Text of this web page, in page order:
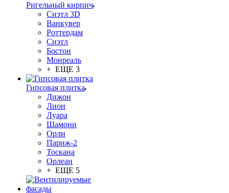
Ригельный кирпич
Сиэтл 3D
Ванкувер
Роттердам
Сиэтл
Бостон
Монреаль
+ ЕЩЕ 3
Гипсовая плитка
Дижон
Лион
Луара
Шамони
Орли
Париж-2
Тоскана
Орлеан
+ ЕЩЕ 5